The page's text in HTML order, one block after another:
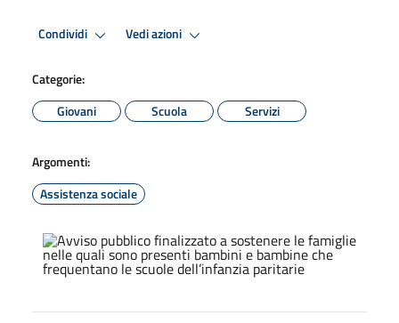
Condividi Vedi azioni
Categorie:
Giovani
Scuola Servizi
Argomenti:
Assistenza sociale